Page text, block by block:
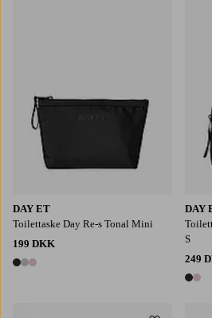
DAY ET
Toilettaske Day Re-s Tonal Mini
199 DKK
3 farver
DAY
S
249
2 farver